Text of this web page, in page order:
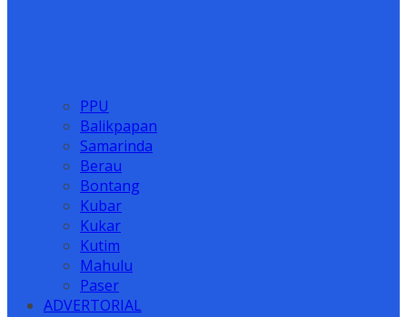
PPU
Balikpapan
Samarinda
Berau
Bontang
Kubar
Kukar
Kutim
Mahulu
Paser
ADVERTORIAL